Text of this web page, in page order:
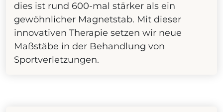
dies ist rund 600-mal stärker als ein
gewöhnlicher Magnetstab. Mit dieser
innovativen Therapie setzen wir neue
Maßstäbe in der Behandlung von
Sportverletzungen.